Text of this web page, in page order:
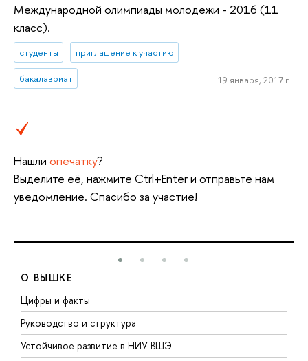
Международной олимпиады молодёжи - 2016 (11
класс).
студенты приглашение к участию
бакалавриат 19 января, 2017 г.
Нашли опечатку?
Выделите её, нажмите Ctrl+Enter и отправьте нам
уведомление. Спасибо за участие!
О ВЫШКЕ
Цифры и факты
Руководство и структура
Устойчивое развитие в НИУ ВШЭ